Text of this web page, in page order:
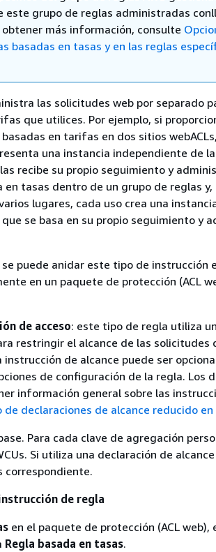
este grupo de reglas administradas
obtener más información, consulte
basadas en tasas y en las reglas
las solicitudes web por separado
que utilices. Por ejemplo, si
en tarifas en dos sitios
una instancia independiente de
recibe su propio seguimiento y
en tasas dentro de un grupo de reglas y,
lugares, cada uso crea una
se basa en su propio seguimiento y
se puede anidar este tipo de instrucción
en un paquete de protección (ACL
de acceso: este tipo de regla utiliza
restringir el alcance de las solicitudes
de alcance puede ser
de configuración de la regla. Los
información general sobre las
de declaraciones de alcance reducido en
Para cada clave de agregación
Si utiliza una declaración de
correspondiente.
de regla
en el paquete de protección (ACL web),
Regla basada en tasas.